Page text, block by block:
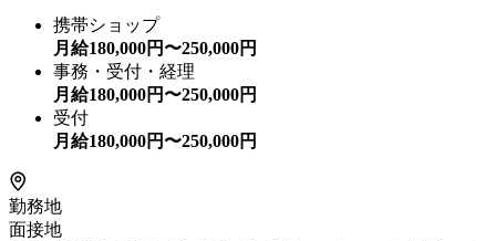
携帯ショップ
月給180,000円〜250,000円
事務・受付・経理
月給180,000円〜250,000円
受付
月給180,000円〜250,000円
勤務地
面接地